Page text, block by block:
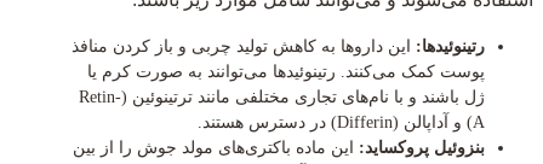
رتینوئیدها: این داروها به کاهش تولید چربی و باز کردن منافذ
پوست کمک می‌کنند. رتینوئیدها می‌توانند به صورت کرم یا
ژل باشند و با نام‌های تجاری مختلفی مانند ترتینوئین (Retin-
A) و آداپالن (Differin) در دسترس هستند.
بنزوئیل پروکساید: این ماده باکتری‌های مولد جوش را از بین